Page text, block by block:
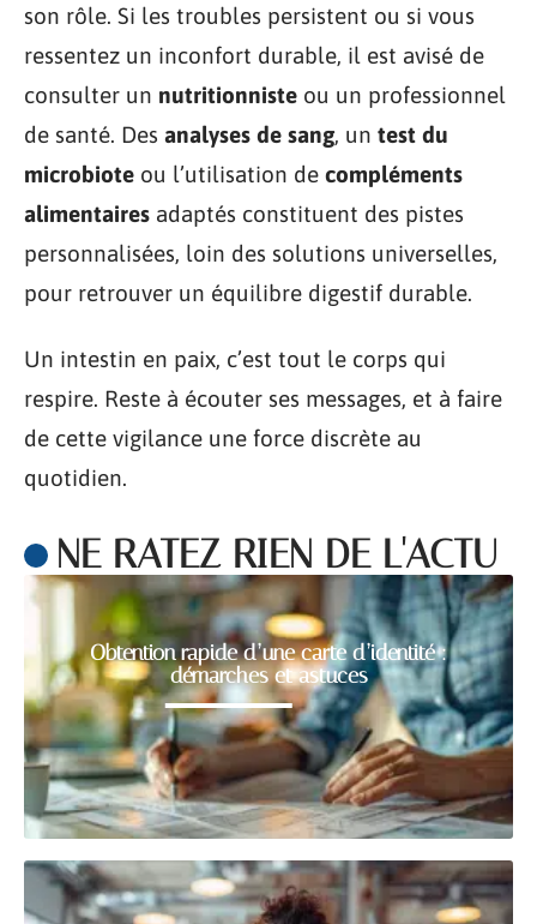
son rôle. Si les troubles persistent ou si vous
ressentez un inconfort durable, il est avisé de
consulter un nutritionniste ou un professionnel
de santé. Des analyses de sang, un test du
microbiote ou l’utilisation de compléments
alimentaires adaptés constituent des pistes
personnalisées, loin des solutions universelles,
pour retrouver un équilibre digestif durable.
Un intestin en paix, c’est tout le corps qui
respire. Reste à écouter ses messages, et à faire
de cette vigilance une force discrète au
quotidien.
NE RATEZ RIEN DE L'ACTU
Obtention rapide d’une carte d’identité :
démarches et astuces